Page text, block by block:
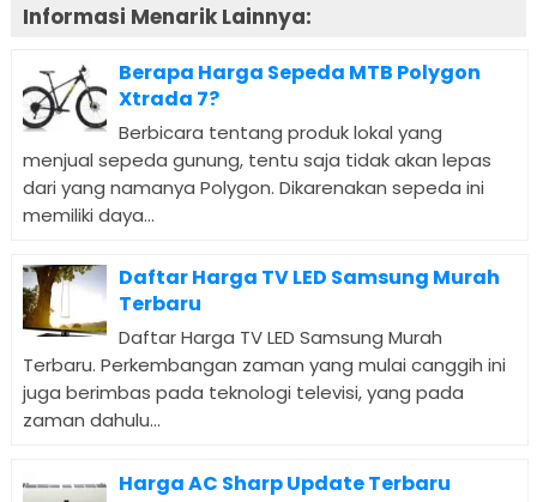
Informasi Menarik Lainnya:
Berapa Harga Sepeda MTB Polygon
Xtrada 7?
Berbicara tentang produk lokal yang
menjual sepeda gunung, tentu saja tidak akan lepas
dari yang namanya Polygon. Dikarenakan sepeda ini
memiliki daya...
Daftar Harga TV LED Samsung Murah
Terbaru
Daftar Harga TV LED Samsung Murah
Terbaru. Perkembangan zaman yang mulai canggih ini
juga berimbas pada teknologi televisi, yang pada
zaman dahulu...
Harga AC Sharp Update Terbaru